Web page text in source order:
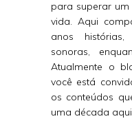
para superar
vida. Aqui
anos
sonoras,
Atualmente o
você está
os conteúdos
uma década